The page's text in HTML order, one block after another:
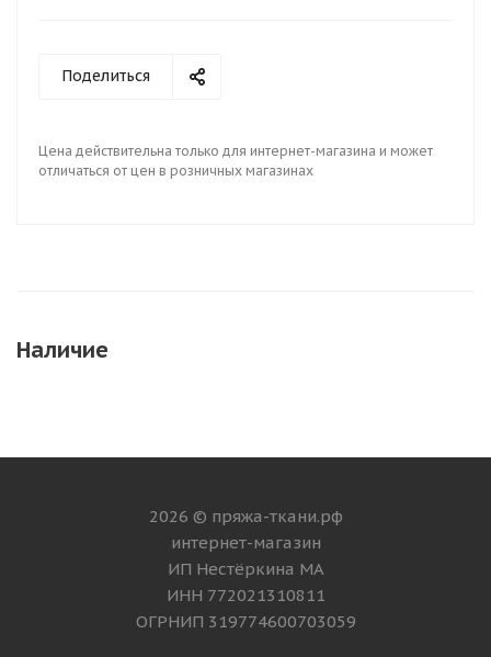
Поделиться
Цена действительна только для интернет-магазина и может
отличаться от цен в розничных магазинах
Наличие
2026 © пряжа-ткани.рф
интернет-магазин
ИП Нестёркина МА
ИНН 772021310811
ОГРНИП 319774600703059